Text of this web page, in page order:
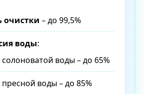
очистки – до 99,5%
воды:
воды – до 65%
воды – до 85%